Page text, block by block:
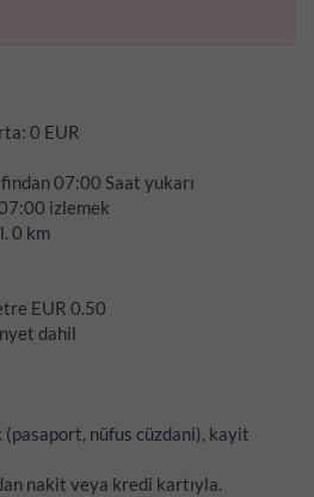
0 EUR
07:00 Saat yukarı
izlemek
0 km
EUR 0.50
dahil
nüfus cüzdani), kayit
nakit veya kredi kartıyla.